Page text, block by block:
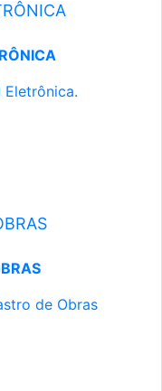
Eletrônica.
de Obras